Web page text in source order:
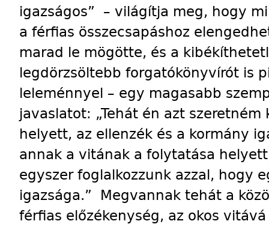
igazságos” – világítja meg, hogy
a férfias összecsapáshoz
marad le mögötte, és a
legdörzsöltebb forgatókönyvírót is
leleménnyel – egy magasabb
javaslatot: „Tehát én azt
helyett, az ellenzék és a kormány
annak a vitának a folytatása
egyszer foglalkozzunk azzal, hogy
igazsága.” Megvannak tehát a
férfias előzékenység, az okos